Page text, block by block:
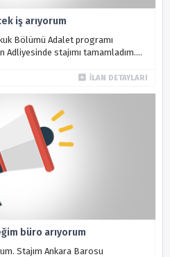
iş arıyorum
Bölümü Adalet programı
stajımı tamamladım.
İLAN DETAYLARI
büro arıyorum
Stajım Ankara Barosu